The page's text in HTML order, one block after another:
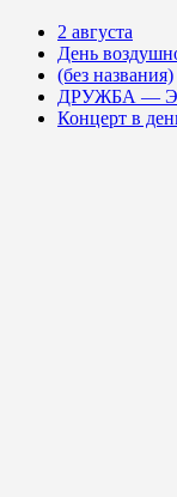
2 августа
День
(без названия)
ДРУЖБА —
Концерт в